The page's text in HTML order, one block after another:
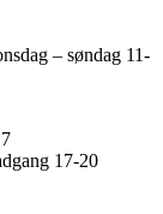
– søndag 11-
17-20